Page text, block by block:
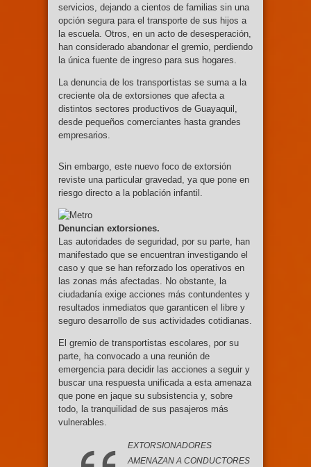
servicios, dejando a cientos de familias sin una
opción segura para el transporte de sus hijos a
la escuela. Otros, en un acto de desesperación,
han considerado abandonar el gremio, perdiendo
la única fuente de ingreso para sus hogares.
La denuncia de los transportistas se suma a la
creciente ola de extorsiones que afecta a
distintos sectores productivos de Guayaquil,
desde pequeños comerciantes hasta grandes
empresarios.
Sin embargo, este nuevo foco de extorsión
reviste una particular gravedad, ya que pone en
riesgo directo a la población infantil.
Denuncian extorsiones.
Las autoridades de seguridad, por su parte, han
manifestado que se encuentran investigando el
caso y que se han reforzado los operativos en
las zonas más afectadas. No obstante, la
ciudadanía exige acciones más contundentes y
resultados inmediatos que garanticen el libre y
seguro desarrollo de sus actividades cotidianas.
El gremio de transportistas escolares, por su
parte, ha convocado a una reunión de
emergencia para decidir las acciones a seguir y
buscar una respuesta unificada a esta amenaza
que pone en jaque su subsistencia y, sobre
todo, la tranquilidad de sus pasajeros más
vulnerables.
EXTORSIONADORES
AMENAZAN A CONDUCTORES